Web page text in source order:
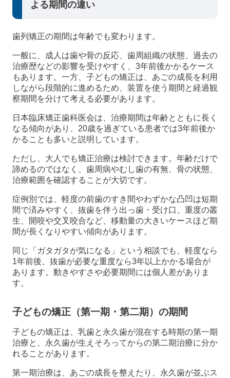
よる期間の違い
歯列矯正の期間は年齢でも変わります。
一般に、成人は歯や骨の反応、歯周組織の状態、過去の
治療歴などの影響を受けやすく、3年前後かかるケース
もあります。一方、子どもの矯正は、あごの成長を利用
しながら段階的に進めるため、装置を使う期間と経過観
察期間を分けて考える必要があります。
日本臨床矯正歯科医会は、治療期間は年齢とともに長く
なる傾向があり、20歳を過ぎている患者では3年前後か
かることも多いと説明しています。
ただし、大人でも矯正治療は検討できます。年齢だけで
諦めるのではなく、歯周病やむし歯の有無、骨の状態、
治療範囲を確認することが大切です。
症例別では、軽度の前歯のすき間やわずかな凸凹は短期
間で済みやすく、抜歯を伴う出っ歯・受け口、重度の叢
生、開咬や交叉咬合など、移動量の大きいケースほど期
間が長くなりやすい傾向があります。
同じ「ガタガタが気になる」という相談でも、軽度なら
1年前後、抜歯が必要な重度なら3年以上かかる場合が
あります。動きやすさや必要期間には個人差がありま
す。
子どもの矯正（第一期・第二期）の期間
子どもの矯正は、乳歯と永久歯が混在する時期の第一期
治療と、永久歯が生えそろってからの第二期治療に分か
れることがあります。
第一期治療は、あごの成長を整えたり、永久歯が並ぶス